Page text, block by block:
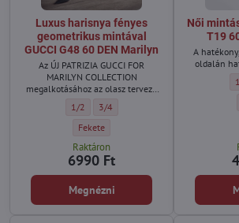
Luxus harisnya fényes
geometrikus mintával
GUCCI G48 60 DEN Marilyn
Az ÚJ PATRIZIA GUCCI FOR
MARILYN COLLECTION
megalkotásához az olasz tervező
Luxus harisnya fényes geometrikus
1/2 Luxus harisnya fényes
3/4
Luxus harisnya fényes geometrikus
Fekete
Raktáron
6990 Ft
Megnézni
Női
T19
A
oldalán